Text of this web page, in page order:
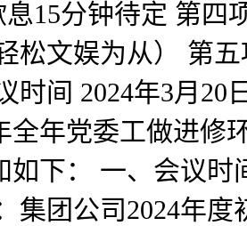
15分钟待定 第四
松文娱为从） 第
间 2024年3月20
年党委工做进修
下： 一、会议时
集团公司2024年